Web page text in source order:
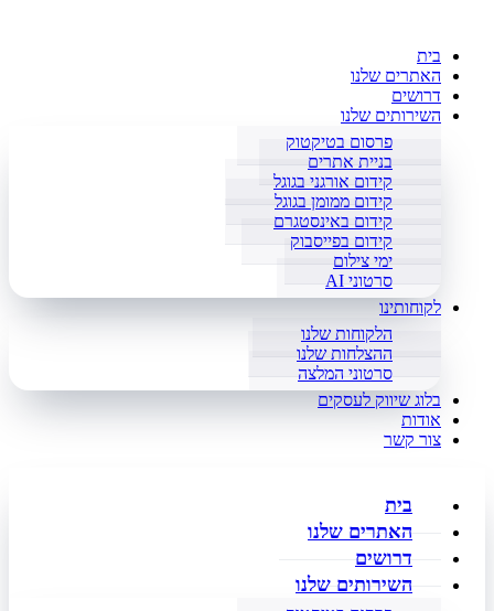
בית
האתרים שלנו
דרושים
השירותים שלנו
פרסום בטיקטוק
בניית אתרים
קידום אורגני בגוגל
קידום ממומן בגוגל
קידום באינסטגרם
קידום בפייסבוק
ימי צילום
סרטוני AI
לקוחותינו
הלקוחות שלנו
ההצלחות שלנו
סרטוני המלצה
בלוג שיווק לעסקים
אודות
צור קשר
בית
האתרים שלנו
דרושים
השירותים שלנו